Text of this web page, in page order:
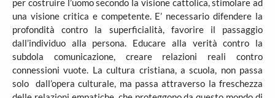
per costruire l’uomo secondo la visione cattolica, stimolare ad
una visione critica e competente. E’ necessario difendere la
profondità contro la superficialità, favorire il passaggio
dall’individuo alla persona. Educare alla verità contro la
subdola comunicazione, creare relazioni reali contro
connessioni vuote. La cultura cristiana, a scuola, non passa
solo dall’opera culturale, ma passa attraverso la freschezza